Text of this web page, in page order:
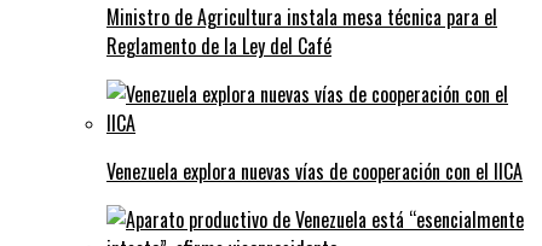
Ministro de Agricultura instala mesa técnica para el
Reglamento de la Ley del Café
Venezuela explora nuevas vías de cooperación con el IICA